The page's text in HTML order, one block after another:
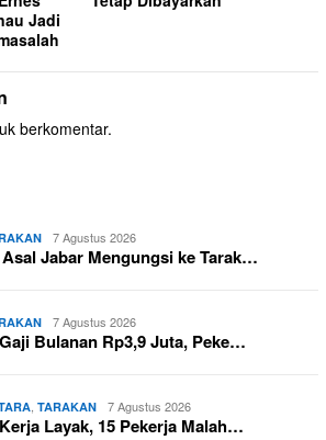
Jadi
berkomentar.
7 Agustus 2026
Asal Jabar Mengungsi ke Tarak…
7 Agustus 2026
Bulanan Rp3,9 Juta, Peke…
TARAKAN 7 Agustus 2026
Layak, 15 Pekerja Malah…